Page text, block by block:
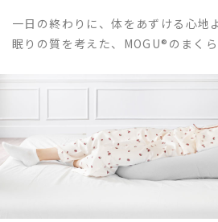
一日の終わりに、体をあずける心地
眠りの質を考えた、MOGU®のまくら